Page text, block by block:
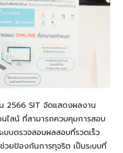
SIT จัดแสดงผลงาน
นไลน์ ที่สามารถควบคุมการสอบ
บบตรวจสอบผลสอบที่รวดเร็ว
ยป้องกันการทุจริต เป็นระบบที่